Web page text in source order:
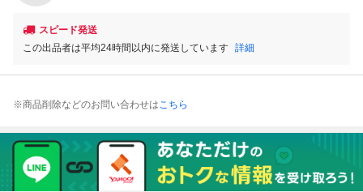
スピード発送
この出品者は平均24時間以内に発送しています 詳細
※商品削除などのお問い合わせはこちら